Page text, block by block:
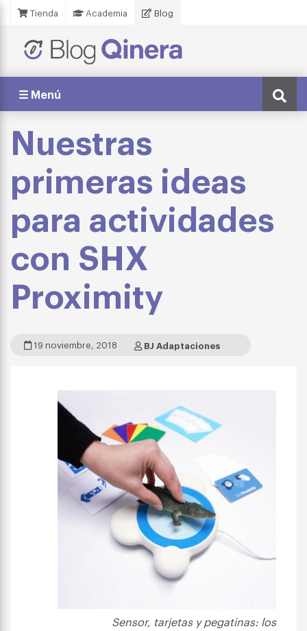
Tienda Academia Blog
☰ Menú
Nuestras
primeras ideas
para actividades
con SHX
Proximity
19 noviembre, 2018 BJ Adaptaciones
Sensor, tarjetas y pegatinas: los